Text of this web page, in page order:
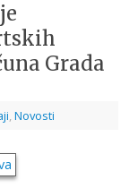
Grada
, Novosti